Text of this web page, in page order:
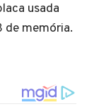
usada
de memória.